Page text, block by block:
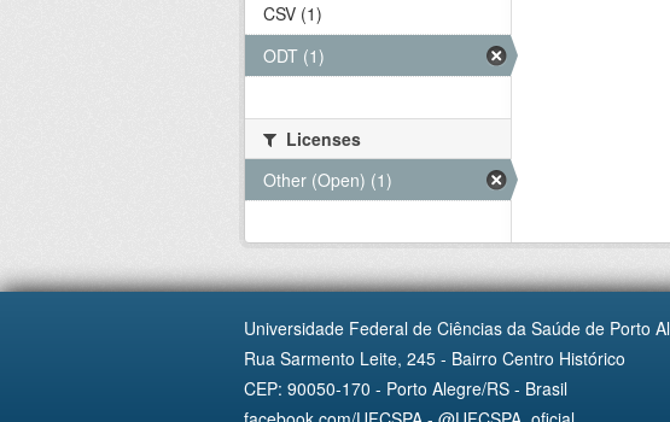
CSV (1)
ODT (1)
Licenses
Other (Open) (1)
Universidade Federal de Ciências da Saúde de Porto
Rua Sarmento Leite, 245 - Bairro Centro Histórico
CEP: 90050-170 - Porto Alegre/RS - Brasil